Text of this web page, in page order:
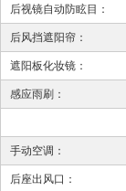
后视镜自动防眩目：
后风挡遮阳帘：
遮阳板化妆镜：
感应雨刷：
手动空调：
后座出风口：